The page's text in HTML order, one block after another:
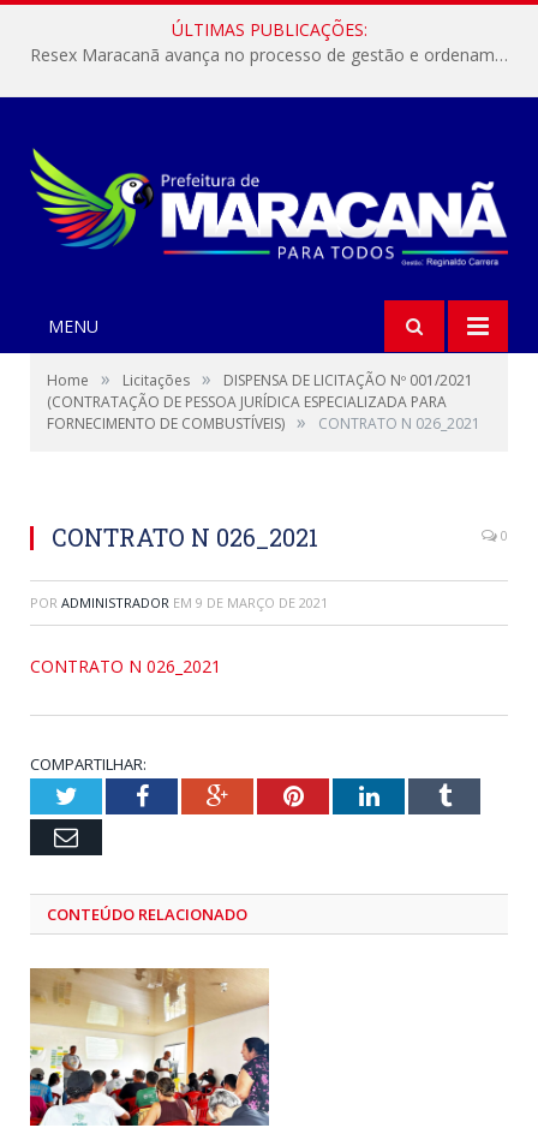
ÚLTIMAS PUBLICAÇÕES:
Resex Maracanã avança no processo de gestão e ordenamento do turismo em nossas áreas protegidas.
MENU
Home » Licitações »
DISPENSA DE LICITAÇÃO Nº 001/2021
(CONTRATAÇÃO DE PESSOA JURÍDICA ESPECIALIZADA PARA
FORNECIMENTO DE COMBUSTÍVEIS) » CONTRATO N 026_2021
CONTRATO N 026_2021 0
POR ADMINISTRADOR EM 9 DE MARÇO DE 2021
CONTRATO N 026_2021
COMPARTILHAR:
TwitterFacebookGoogle+PinterestLinkedInTumblr
Email
CONTEÚDO RELACIONADO